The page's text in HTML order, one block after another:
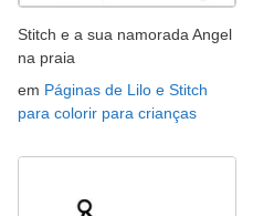
Stitch e a sua namorada Angel
na praia
em Páginas de Lilo e Stitch
para colorir para crianças